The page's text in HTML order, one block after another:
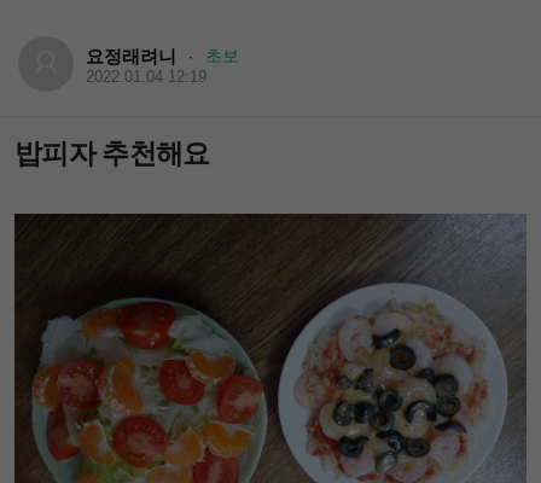
요정래려니 · 초보
2022.01.04 12:19
밥피자 추천해요